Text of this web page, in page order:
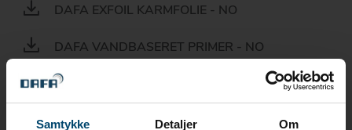
Samtykke Detaljer Om
DAFA EXFOIL KARMFOLIE - NO
DAFA VANDBASERET PRIMER - NO
DAFA XTREEM FOLIELIM - NO
DAFA KLEMLIST - NO